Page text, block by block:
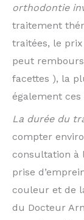
orthodontie
traitement
traitées, le
peut
facettes ), la
également
La durée du
compter
consultation à
prise
couleur et de
du Docteur